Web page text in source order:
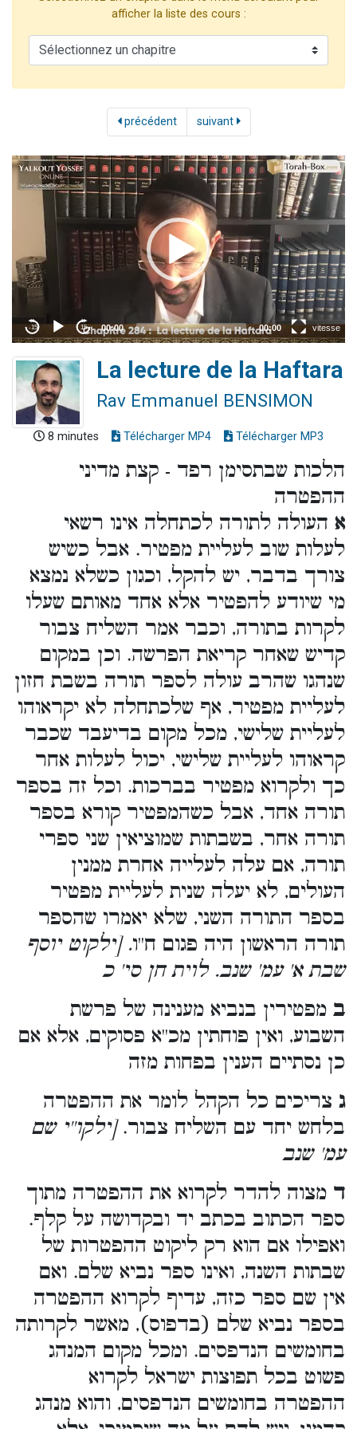
Il reste 49 places pour étudier en groupe sur Zoom
Eva vient de donner son Maasser
3 personnes viennent de faire un don pour Événements Torah-Box
afficher la liste des cours :
précédent suivant
La lecture de la Haftara
Rav Emmanuel BENSIMON
8 minutes Télécharger MP4 Télécharger MP3
הלכות שבתסימן רפד - קצת מדיני
ההפטרה
א העולה לתורה לכתחלה אינו רשאי
לעלות שוב לעליית מפטיר. אבל כשיש
צורך בדבר, יש להקל, וכגון כשלא נמצא
מי שיודע להפטיר אלא אחד מאותם שעלו
לקרות בתורה, וכבר אמר השליח צבור
קדיש שאחר קריאת הפרשה. וכן במקום
שנהגו שהרב עולה לספר תורה בשבת חזון
לעליית מפטיר, אף שלכתחלה לא יקראוהו
לעליית שלישי, מכל מקום בדיעבד שכבר
קראוהו לעליית שלישי, יכול לעלות אחר
כך ולקרוא מפטיר בברכות. וכל זה בספר
תורה אחד, אבל כשהמפטיר קורא בספר
תורה אחר, בשבתות שמוציאין שני ספרי
תורה, אם עלה לעלייה אחרת ממנין
העולים, לא יעלה שנית לעליית מפטיר
בספר התורה השני, שלא יאמרו שהספר
תורה הראשון היה פגום ח''ו. [ילקוט יוסף
שבת א' עמ' שנב. לוית חן סי' כ
ב מפטירין בנביא מענינה של פרשת
השבוע, ואין פוחתין מכ''א פסוקים, אלא אם
כן נסתיים הענין בפחות מזה
ג צריכים כל הקהל לומר את ההפטרה
בלחש יחד עם השליח צבור.[ילקו''י שם
עמ' שנב
ד מצוה להדר לקרוא את ההפטרה מתוך
ספר הכתוב בכתב יד ובקדושה על קלף.
ואפילו אם הוא רק ליקוט ההפטרות של
שבתות השנה, ואינו ספר נביא שלם. ואם
אין שם ספר כזה, עדיף לקרוא ההפטרה
בספר נביא שלם (בדפוס), מאשר לקרותה
בחומשים הנדפסים. ומכל מקום המנהג
פשוט בכל תפוצות ישראל לקרוא
ההפטרה בחומשים הנדפסים, והוא מנהג